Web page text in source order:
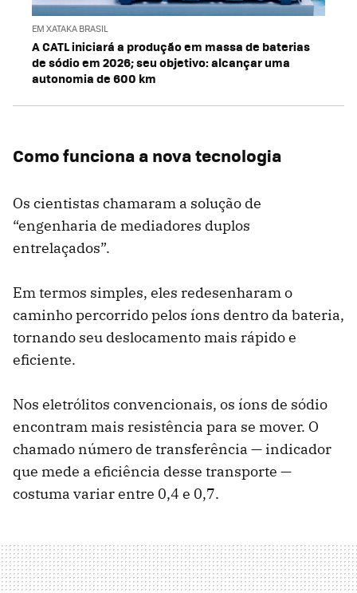
EM XATAKA BRASIL
A CATL iniciará a produção em massa de baterias
de sódio em 2026; seu objetivo: alcançar uma
autonomia de 600 km
Como funciona a nova tecnologia
Os cientistas chamaram a solução de
“engenharia de mediadores duplos
entrelaçados”.
Em termos simples, eles redesenharam o
caminho percorrido pelos íons dentro da bateria,
tornando seu deslocamento mais rápido e
eficiente.
Nos eletrólitos convencionais, os íons de sódio
encontram mais resistência para se mover. O
chamado número de transferência — indicador
que mede a eficiência desse transporte —
costuma variar entre 0,4 e 0,7.